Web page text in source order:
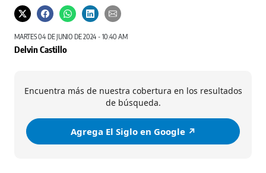
MARTES 04 DE JUNIO DE 2024 - 10:40 AM
Delvin Castillo
Encuentra más de nuestra cobertura en los resultados
de búsqueda.
Agrega El Siglo en Google ↗️